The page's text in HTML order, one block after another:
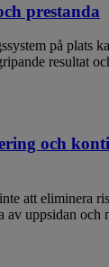
prestanda
på plats
resultat
och
att eliminera
av uppsidan och